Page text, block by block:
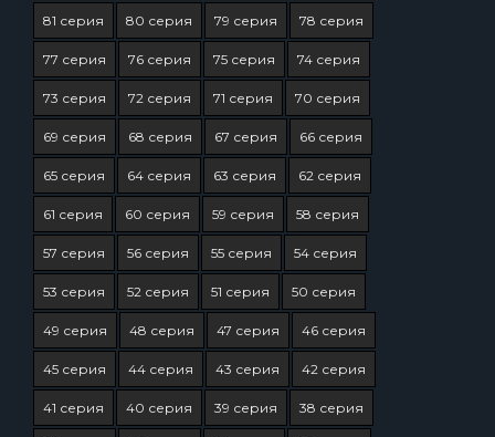
81 серия 80 серия 79 серия 78 серия
77 серия 76 серия 75 серия 74 серия
73 серия 72 серия 71 серия 70 серия
69 серия 68 серия 67 серия 66 серия
65 серия 64 серия 63 серия 62 серия
61 серия 60 серия 59 серия 58 серия
57 серия 56 серия 55 серия 54 серия
53 серия 52 серия 51 серия 50 серия
49 серия 48 серия 47 серия 46 серия
45 серия 44 серия 43 серия 42 серия
41 серия 40 серия 39 серия 38 серия